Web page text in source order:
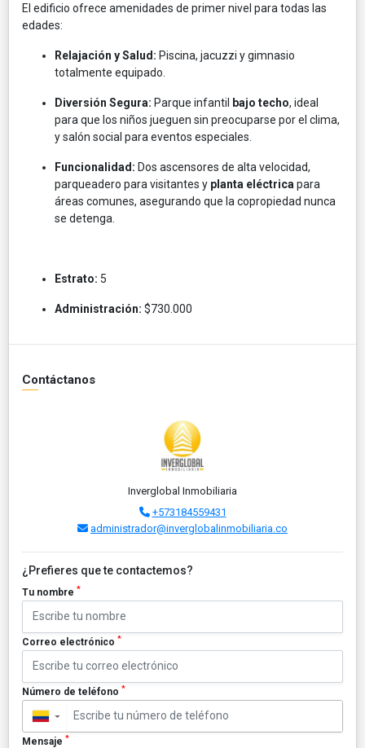
El edificio ofrece amenidades de primer nivel para todas las
edades:
Relajación y Salud: Piscina, jacuzzi y gimnasio
totalmente equipado.
Diversión Segura: Parque infantil bajo techo, ideal
para que los niños jueguen sin preocuparse por el clima,
y salón social para eventos especiales.
Funcionalidad: Dos ascensores de alta velocidad,
parqueadero para visitantes y planta eléctrica para
áreas comunes, asegurando que la copropiedad nunca
se detenga.
Estrato: 5
Administración: $730.000
Contáctanos
Inverglobal Inmobiliaria
+573184559431
administrador@inverglobalinmobiliaria.co
¿Prefieres que te contactemos?
Tu nombre *
Correo electrónico *
Número de teléfono *
▼
Mensaje *